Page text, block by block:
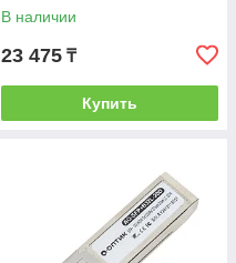
В наличии
23 475 ₸
Купить